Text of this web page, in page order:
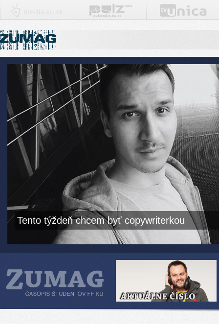
Tento týždeň chcem byť copywriterkou